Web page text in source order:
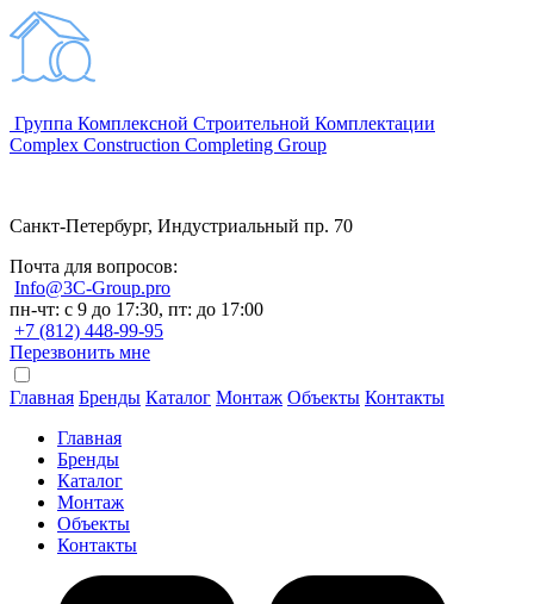
Группа Комплексной Строительной Комплектации
Complex Construction Completing Group
Санкт-Петербург, Индустриальный пр. 70
Почта для вопросов:
Info@3C-Group.pro
пн-чт: с 9 до 17:30, пт: до 17:00
+7 (812) 448-99-95
Перезвонить мне
Главная Бренды Каталог Монтаж Объекты Контакты
Главная
Бренды
Каталог
Монтаж
Объекты
Контакты